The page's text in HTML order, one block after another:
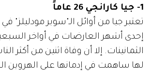
1- جيا كارانجي 26 عاماً
تعتبر جيا من أوائل الـ"سوبر مودليلز"
إحدى أشهر العارضات في أواخر
الثمانينات. إلا أن وفاة اثنين من أكثر
لها ساهمت في إدمانها على الهروين